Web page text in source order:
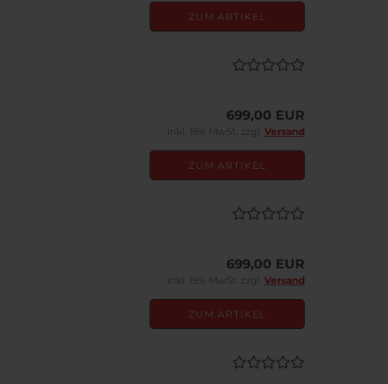
ZUM ARTIKEL
699,00 EUR
inkl. 19% MwSt. zzgl. Versand
ZUM ARTIKEL
699,00 EUR
inkl. 19% MwSt. zzgl. Versand
ZUM ARTIKEL